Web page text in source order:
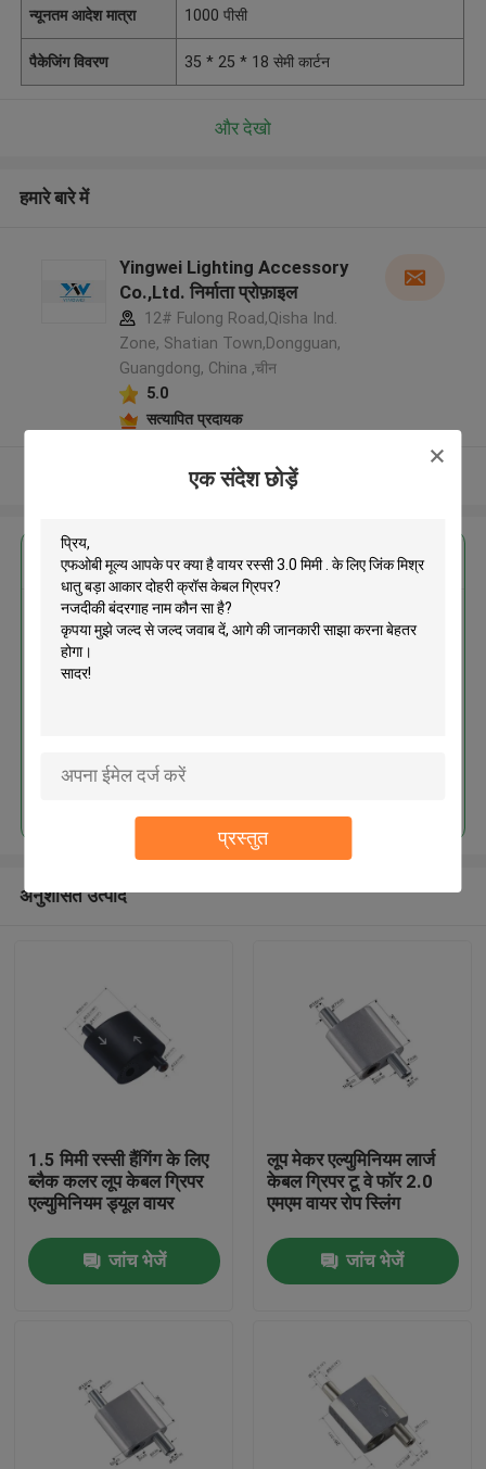
एक संदेश छोड़ें
प्रस्तुत
उत्पादों
न्यूनतम आदेश मात्रा 1000 पीसी
पैकेजिंग विवरण 35 * 25 * 18 सेमी कार्टन
और देखो
हमारे बारे में
Yingwei Lighting Accessory
Co.,Ltd. निर्माता प्रोफ़ाइल
12# Fulong Road,Qisha Ind.
Zone, Shatian Town,Dongguan,
Guangdong, China ,चीन
5.0
सत्यापित प्रदायक
और देखो
सबसे उत्तम प्रतिदान प्राप्त करें
वायर रस्सी 3.0 मिमी . के लिए जिंक मिश्र
जारी रखें
अनुशंसित उत्पाद
1.5 मिमी रस्सी हैंगिंग के लिए
ब्लैक कलर लूप केबल ग्रिपर
एल्युमिनियम ड्यूल वायर
जांच भेजें
लूप मेकर एल्युमिनियम लार्ज
केबल ग्रिपर टू वे फॉर 2.0
एमएम वायर रोप स्लिंग
जांच भेजें